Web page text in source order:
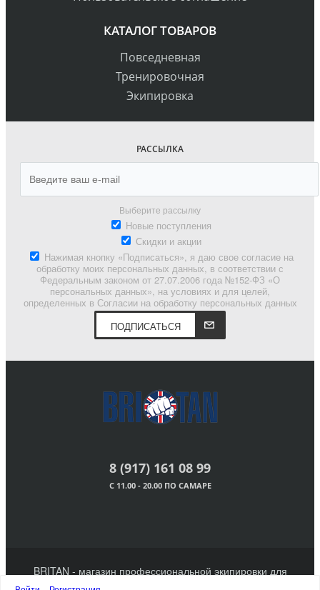
КАТАЛОГ ТОВАРОВ
Повседневная
Тренировочная
Экипировка
РАССЫЛКА
Выберите рассылку
Новые поступления
Скидки и акции
Нажимая кнопку «Подписаться», я даю свое согласие на
обработку моих персональных данных, в соответствии с
Федеральным законом от 27.07.2006 года №152-ФЗ «О
персональных данных», на условиях и для целей,
определенных в Согласии на обработку персональных данных
ПОДПИСАТЬСЯ
8 (917) 161 08 99
С 11.00 - 20.00 ПО САМАРЕ
BRITAN - магазин профессиональной экипировки для
единоборств. 2011 - 2023 г.